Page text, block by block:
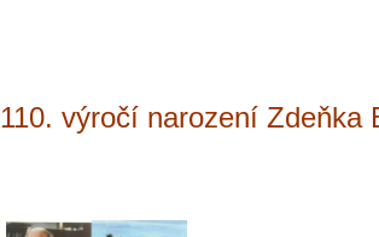
110. výročí narození Zdeňka